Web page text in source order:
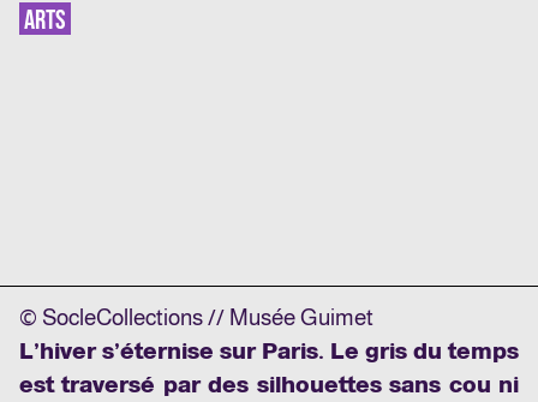
ARTS
© SocleCollections // Musée Guimet
L’hiver s’éternise sur Paris. Le gris du temps
est traversé par des silhouettes sans cou ni